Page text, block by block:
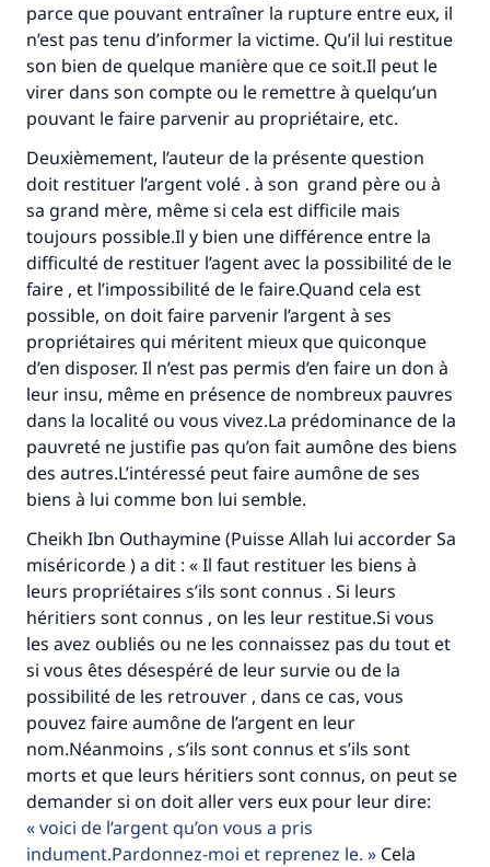
parce que pouvant entraîner la rupture entre eux, il
n’est pas tenu d’informer la victime. Qu’il lui restitue
son bien de quelque manière que ce soit.Il peut le
virer dans son compte ou le remettre à quelqu’un
pouvant le faire parvenir au propriétaire, etc.
Deuxièmement, l’auteur de la présente question
doit restituer l’argent volé . à son grand père ou à
sa grand mère, même si cela est difficile mais
toujours possible.Il y bien une différence entre la
difficulté de restituer l’agent avec la possibilité de le
faire , et l’impossibilité de le faire.Quand cela est
possible, on doit faire parvenir l’argent à ses
propriétaires qui méritent mieux que quiconque
d’en disposer. Il n’est pas permis d’en faire un don à
leur insu, même en présence de nombreux pauvres
dans la localité ou vous vivez.La prédominance de la
pauvreté ne justifie pas qu’on fait aumône des biens
des autres.L’intéressé peut faire aumône de ses
biens à lui comme bon lui semble.
Cheikh Ibn Outhaymine (Puisse Allah lui accorder Sa
miséricorde ) a dit : « Il faut restituer les biens à
leurs propriétaires s’ils sont connus . Si leurs
héritiers sont connus , on les leur restitue.Si vous
les avez oubliés ou ne les connaissez pas du tout et
si vous êtes désespéré de leur survie ou de la
possibilité de les retrouver , dans ce cas, vous
pouvez faire aumône de l’argent en leur
nom.Néanmoins , s’ils sont connus et s’ils sont
morts et que leurs héritiers sont connus, on peut se
demander si on doit aller vers eux pour leur dire:
voici de l’argent qu’on vous a pris
indument.Pardonnez-moi et reprenez le.
Cela
Faites une différence dans la vie de
millions de personnes grâce à votre
contribution
Aidez nous à apporter des réponses.
Le Messager d'Allah (Paix sur lui) a dit:
"Celui qui indique une bonne action obtient la
même récompense que celui qui le fait."
(MOUSLIM 1893)